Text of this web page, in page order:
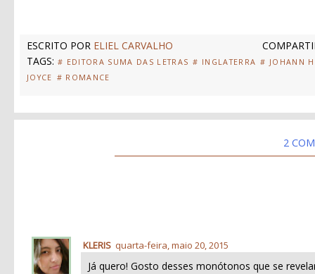
ESCRITO POR ELIEL CARVALHO
TAGS: # EDITORA SUMA DAS LETRAS # INGLATERRA # JOHANN
JOYCE # ROMANCE
2
KLERIS quarta-feira, maio 20, 2015
Já quero! Gosto desses monótonos que se